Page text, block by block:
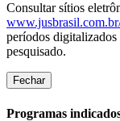
Consultar sítios
períodos
pesquisado.
Fechar
Programas